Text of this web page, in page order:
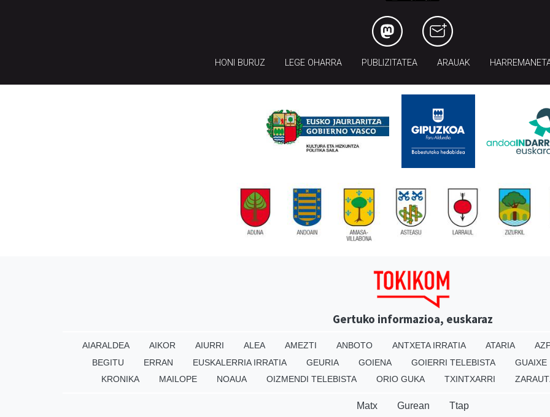
HONI BURUZ LEGE OHARRA PUBLIZITATEA ARAUAK
Gertuko informazioa, euskaraz
AIARALDEA AIKOR AIURRI ALEA AMEZTI ANBOTO ANTXETA IRRATIA ATARIA
BEGITU
ERRAN EUSKALERRIA IRRATIA GEURIA GOIENA GOIERRI TELEBISTA
GUAIXE
KRONIKA
MAILOPE NOAUA OIZMENDI TELEBISTA ORIO GUKA TXINTXARRI
Matx Gurean Ttap